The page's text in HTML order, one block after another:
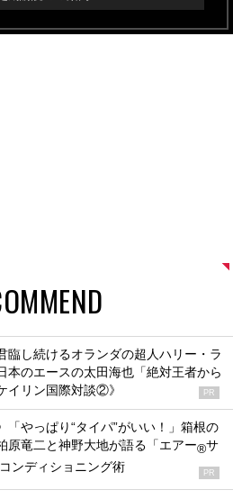
臨し続けるオランダの超人ハリー・ラ
本のエースの太田海也「絶対王者から
イリン国際対談②》
PR
「やっぱり“タイパ”がいい！」箱根の
原竜二と神野大地が語る「エアー®サ
コンディショニング術 PR